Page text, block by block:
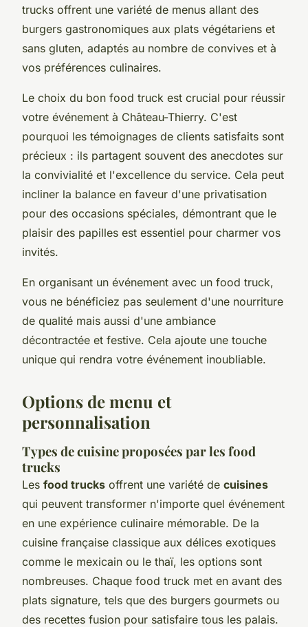
trucks offrent une variété de menus allant des
burgers gastronomiques aux plats végétariens et
sans gluten, adaptés au nombre de convives et à
vos préférences culinaires.
Le choix du bon food truck est crucial pour réussir
votre événement à Château-Thierry. C'est
pourquoi les témoignages de clients satisfaits sont
précieux : ils partagent souvent des anecdotes sur
la convivialité et l'excellence du service. Cela peut
incliner la balance en faveur d'une privatisation
pour des occasions spéciales, démontrant que le
plaisir des papilles est essentiel pour charmer vos
invités.
En organisant un événement avec un food truck,
vous ne bénéficiez pas seulement d'une nourriture
de qualité mais aussi d'une ambiance
décontractée et festive. Cela ajoute une touche
unique qui rendra votre événement inoubliable.
Options de menu et
personnalisation
Types de cuisine proposées par les food
trucks
Les food trucks offrent une variété de cuisines
qui peuvent transformer n'importe quel événement
en une expérience culinaire mémorable. De la
cuisine française classique aux délices exotiques
comme le mexicain ou le thaï, les options sont
nombreuses. Chaque food truck met en avant des
plats signature, tels que des burgers gourmets ou
des recettes fusion pour satisfaire tous les palais.